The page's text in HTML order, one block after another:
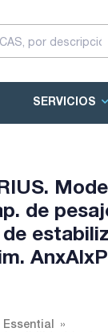
SERVICIOS
de
Essential